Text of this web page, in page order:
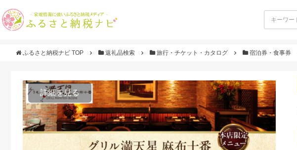
ふるさと納税ナビ TOP 返礼品検索 旅行・チケット・カタログ 宿泊券・食事券
詳細を見る